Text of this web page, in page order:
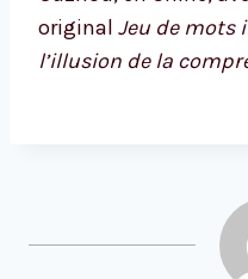
original Jeu de mots
l’illusion de la